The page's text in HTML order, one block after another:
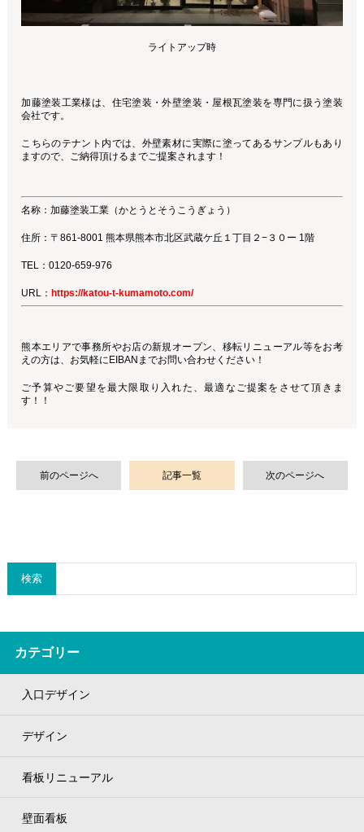
ライトアップ時
加藤塗装工業様は、住宅塗装・外壁塗装・屋根瓦塗装を専門に扱う塗装
会社です。
こちらのテナント内では、外壁素材に実際に塗ってあるサンプルもあり
ますので、ご納得頂けるまでご提案されます！
名称：加藤塗装工業（かとうとそうこうぎょう）
住所：〒861-8001 熊本県熊本市北区武蔵ケ丘１丁目２−３０ー 1階
TEL：0120-659-976
URL： https://katou-t-kumamoto.com/
熊本エリアで事務所やお店の新規オープン、移転リニューアル等をお考
えの方は、お気軽にEIBANまでお問い合わせください！
ご予算やご要望を最大限取り入れた、最適なご提案をさせて頂きま
す！！
前のページへ 記事一覧 次のページへ
検索
カテゴリー
入口デザイン
デザイン
看板リニューアル
壁面看板